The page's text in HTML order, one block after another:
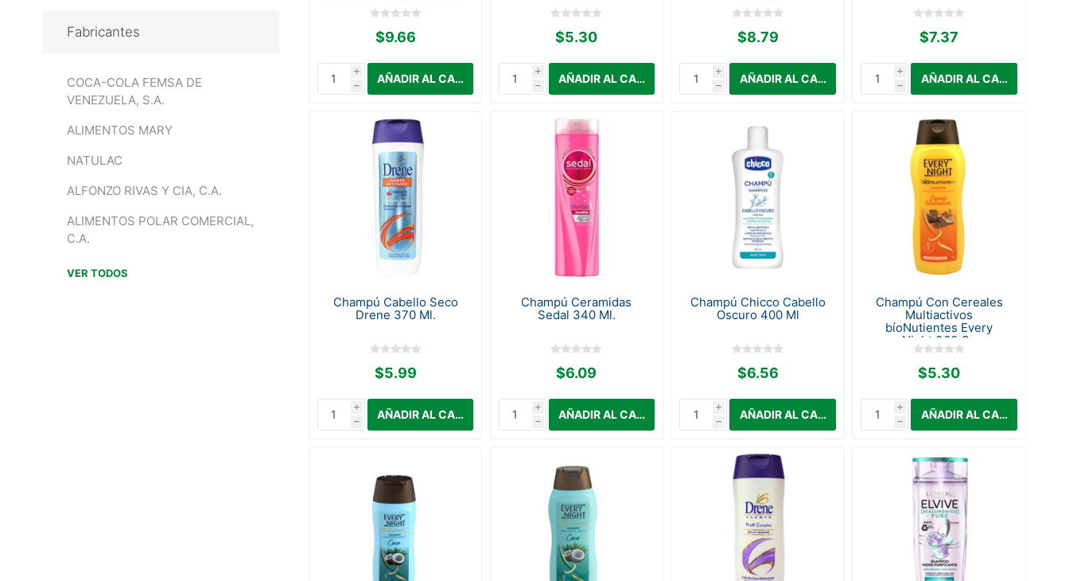
$9.66
i
h
$5.30
i
h
$8.79
i
h
$7.37
i
h
Champú Cabello Seco
Drene 370 Ml.
$5.99
i
h
Champú Ceramidas
Sedal 340 Ml.
$6.09
i
h
Champú Chicco Cabello
Oscuro 400 Ml
$6.56
i
h
Champú Con Cereales
Multiactivos
bíoNutientes Every
Night 360 Gr.
$5.30
i
h
Fabricantes
COCA-COLA FEMSA DE
VENEZUELA, S.A.
ALIMENTOS MARY
NATULAC
ALFONZO RIVAS Y CIA, C.A.
ALIMENTOS POLAR COMERCIAL,
C.A.
VER TODOS